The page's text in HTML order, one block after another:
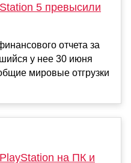
5 превысили
отчета за
у нее 30 июня
мировые отгрузки
на ПК и